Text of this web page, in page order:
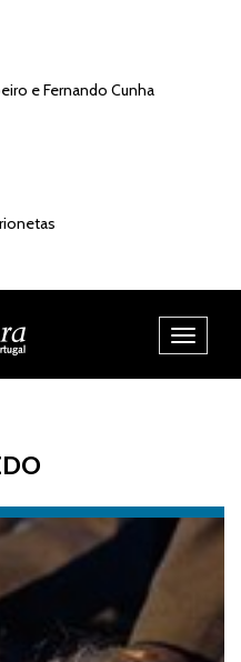
e Fernando Cunha
Alternar